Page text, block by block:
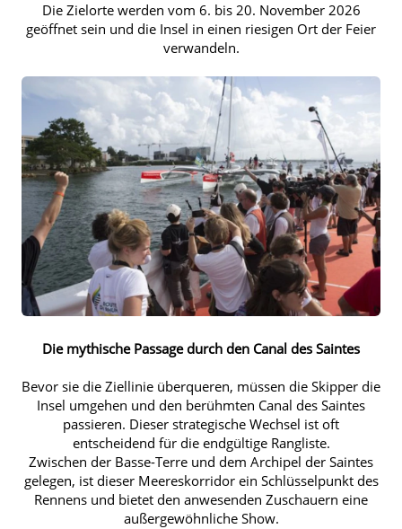
Die Zielorte werden vom 6. bis 20. November 2026
geöffnet sein und die Insel in einen riesigen Ort der Feier
verwandeln.
Die mythische Passage durch den Canal des Saintes
Bevor sie die Ziellinie überqueren, müssen die Skipper die
Insel umgehen und den berühmten Canal des Saintes
passieren. Dieser strategische Wechsel ist oft
entscheidend für die endgültige Rangliste.
Zwischen der Basse-Terre und dem Archipel der Saintes
gelegen, ist dieser Meereskorridor ein Schlüsselpunkt des
Rennens und bietet den anwesenden Zuschauern eine
außergewöhnliche Show.